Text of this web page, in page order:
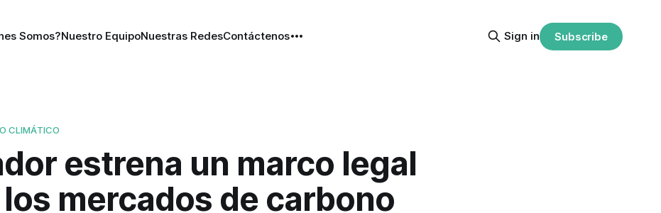
Somos?Nuestro EquipoNuestras RedesContáctenos Sign in Subscribe
CLIMÁTICO
estrena un marco legal
mercados de carbono